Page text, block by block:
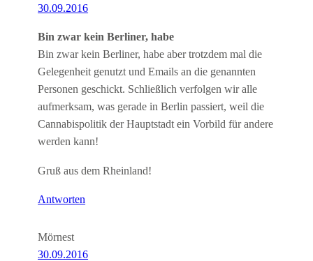
30.09.2016
Bin zwar kein Berliner, habe
Bin zwar kein Berliner, habe aber trotzdem mal die
Gelegenheit genutzt und Emails an die genannten
Personen geschickt. Schließlich verfolgen wir alle
aufmerksam, was gerade in Berlin passiert, weil die
Cannabispolitik der Hauptstadt ein Vorbild für andere
werden kann!
Gruß aus dem Rheinland!
Antworten
Mörnest
30.09.2016